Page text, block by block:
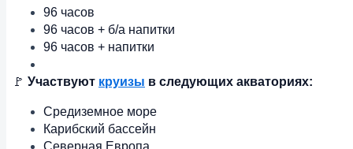
96 часов
96 часов + б/а напитки
96 часов + напитки
🚩 Участвуют круизы в следующих акваториях:
Средиземное море
Карибский бассейн